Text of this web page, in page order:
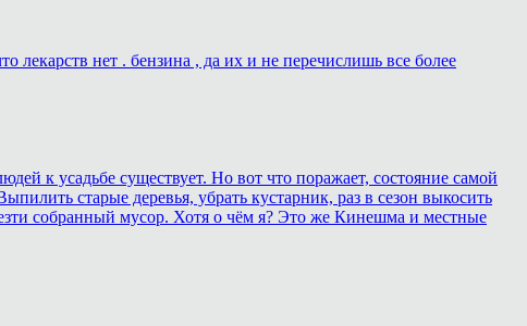
нет . бензина , да их и не перечислишь все более
к усадьбе существует. Но вот что поражает, состояние самой
старые деревья, убрать кустарник, раз в сезон выкосить
собранный мусор. Хотя о чём я? Это же Кинешма и местные